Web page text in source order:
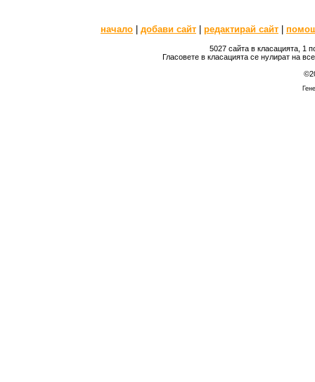
начало | добави сайт | редактирай сайт |
5027 сайта в класацията, 1
Гласовете в класацията се нулират на